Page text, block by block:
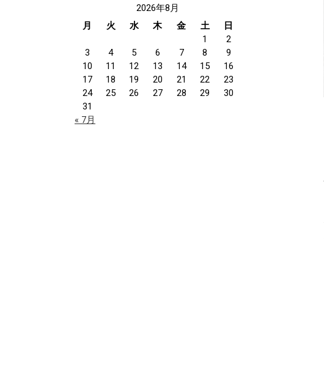
2026年8月
月
火 水 木 金 土
日
1
2
3
4 5 6 7 8
9
10
11 12 13 14 15
16
17
18 19 20 21 22
23
24
25 26 27 28 29
30
31
« 7月